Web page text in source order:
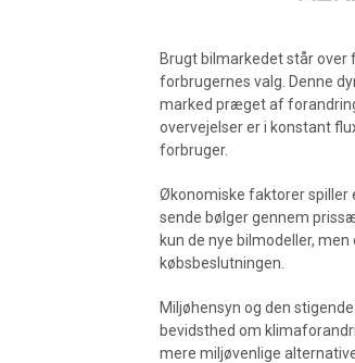
Brugt bilmarkedet står over
forbrugernes valg. Denne
marked præget af
overvejelser er i konstant
forbruger.
Økonomiske faktorer spiller
sende bølger gennem
kun de nye bilmodeller,
købsbeslutningen.
Miljøhensyn og den
bevidsthed om
mere miljøvenlige